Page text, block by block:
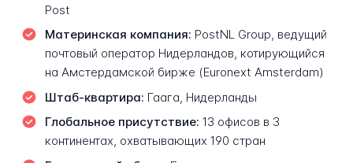
Post
Материнская компания: PostNL Group, ведущий
почтовый оператор Нидерландов, котирующийся
на Амстердамской бирже (Euronext Amsterdam)
Штаб-квартира: Гаага, Нидерланды
Глобальное присутствие: 13 офисов в 3
континентах, охватывающих 190 стран